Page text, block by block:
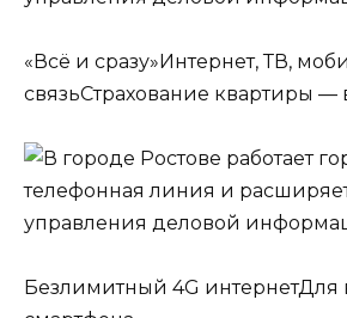
«Всё и сразу»Интернет, ТВ,
связьСтрахование квартиры —
Безлимитный 4G интернетДля